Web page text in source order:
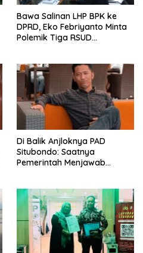
Bawa Salinan LHP BPK ke
DPRD, Eko Febriyanto Minta
Polemik Tiga RSUD
Di Balik Anjloknya PAD
Situbondo: Saatnya
Pemerintah Menjawab